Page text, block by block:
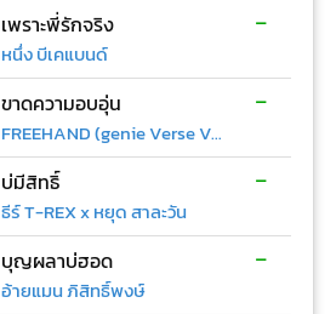
เพราะพี่รักจริง
หนึ่ง บีเคแบนด์
-
ขาดความอบอุ่น
FREEHAND (genie Verse Vol.1)
-
บ่มีสิทธิ์
ธีร์ T-REX x หยุด สาละวัน
-
บุญผลาบ่ฮอด
อ้ายแมน ภิสิทธิ์พงษ์
-